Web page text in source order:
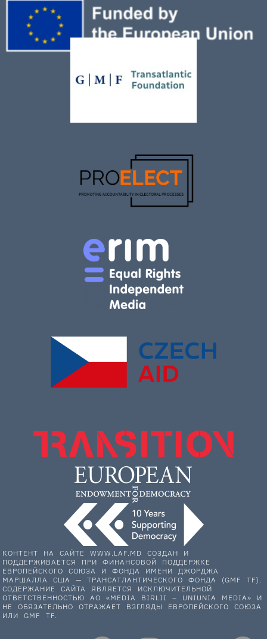
КОНТЕНТ НА САЙТЕ WWW.LAF.MD СОЗДАН И
ПОДДЕРЖИВАЕТСЯ ПРИ ФИНАНСОВОЙ ПОДДЕРЖКЕ
ЕВРОПЕЙСКОГО СОЮЗА И ФОНДА ИМЕНИ ДЖОРДЖА
МАРШАЛЛА США — ТРАНСАТЛАНТИЧЕСКОГО ФОНДА (GMF TF).
СОДЕРЖАНИЕ САЙТА ЯВЛЯЕТСЯ ИСКЛЮЧИТЕЛЬНОЙ
ОТВЕТСТВЕННОСТЬЮ АО «MEDIA BIRLII – UNIUNIA MEDIA» И
НЕ ОБЯЗАТЕЛЬНО ОТРАЖАЕТ ВЗГЛЯДЫ ЕВРОПЕЙСКОГО СОЮЗА
ИЛИ GMF TF.